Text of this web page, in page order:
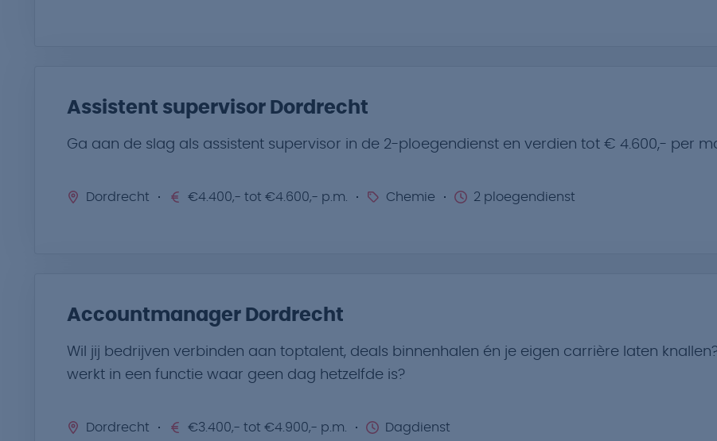
Assistent supervisor Dordrecht
Ga aan de slag als assistent supervisor in de 2-ploegendienst en verdien tot € 4.600,- per
Dordrecht €4.400,- tot €4.600,- p.m. Chemie 2 ploegendienst
Accountmanager Dordrecht
Wil jij bedrijven verbinden aan toptalent, deals binnenhalen én je eigen carrière laten
werkt in een functie waar geen dag hetzelfde is?
Dordrecht €3.400,- tot €4.900,- p.m. Dagdienst